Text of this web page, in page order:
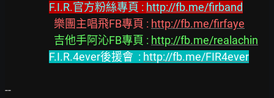
F.I.R.官方粉絲專頁 : http://fb.me/firband
  樂團主唱飛FB專頁 :
http://fb.me/firfaye
吉他手阿沁FB專頁 : http://fb.me/realachin
F.I.R.4ever後援會  : http://fb.me/FIR4ever